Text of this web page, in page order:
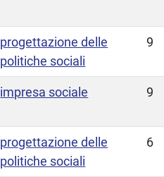
progettazione delle
politiche sociali
9
impresa sociale 9
progettazione delle
politiche sociali
6